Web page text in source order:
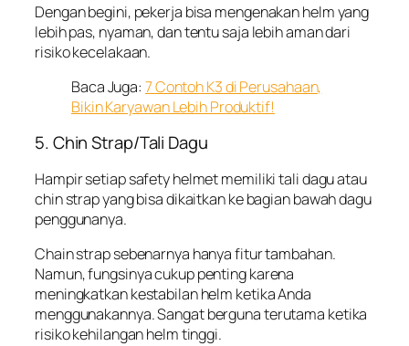
Dengan begini, pekerja bisa mengenakan helm yang
lebih pas, nyaman, dan tentu saja lebih aman dari
risiko kecelakaan.
Baca Juga: 7 Contoh K3 di Perusahaan,
Bikin Karyawan Lebih Produktif!
5. Chin Strap/Tali Dagu
Hampir setiap safety helmet memiliki tali dagu atau
chin strap yang bisa dikaitkan ke bagian bawah dagu
penggunanya.
Chain strap sebenarnya hanya fitur tambahan.
Namun, fungsinya cukup penting karena
meningkatkan kestabilan helm ketika Anda
menggunakannya. Sangat berguna terutama ketika
risiko kehilangan helm tinggi.